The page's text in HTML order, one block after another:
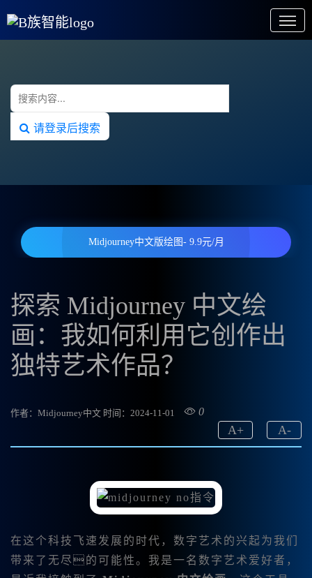
请登录后搜索
Midjourney中文版绘图- 9.9元/月
探索 Midjourney 中文绘
画：我如何利用它创作出
独特艺术作品？
作者：Midjourney中文 时间：2024-11-01 0
A-
A+
在这个科技飞速发展的时代，数字艺术的兴起为我们
带来了无尽的可能性。我是一名数字艺术爱好者，